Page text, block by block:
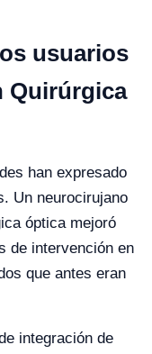
usuarios
Quirúrgica
han expresado
Un neurocirujano
óptica mejoró
de intervención en
que antes eran
integración de